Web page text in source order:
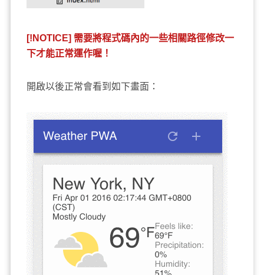
[!NOTICE] 需要將程式碼內的一些相關路徑修改一
下才能正常運作喔！
開啟以後正常會看到如下畫面：